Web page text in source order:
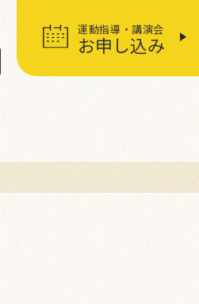
運動指導・講演会
お申し込み